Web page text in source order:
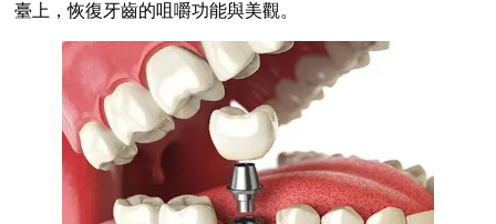
臺上，恢復牙齒的咀嚼功能與美觀。